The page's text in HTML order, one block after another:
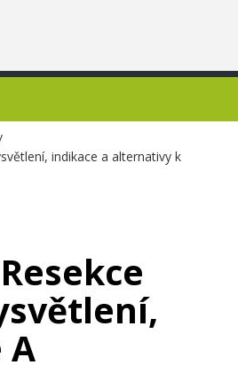
indikace a alternativy k
A